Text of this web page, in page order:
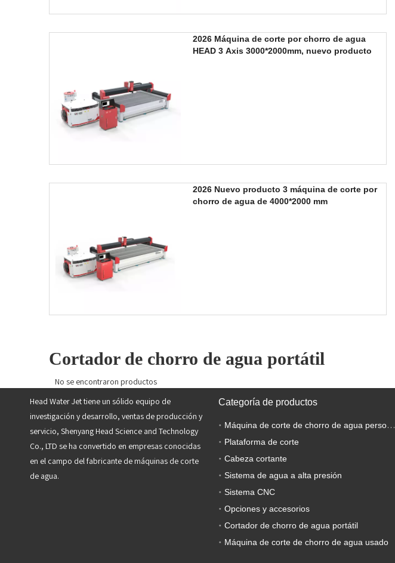
2026 Máquina de corte por chorro de agua
HEAD 3 Axis 3000*2000mm, nuevo producto
2026 Nuevo producto 3 máquina de corte por
chorro de agua de 4000*2000 mm
Cortador de chorro de agua portátil
No se encontraron productos
Head Water Jet tiene un sólido equipo de
investigación y desarrollo, ventas de producción y
servicio, Shenyang Head Science and Technology
Co., LTD se ha convertido en empresas conocidas
en el campo del fabricante de máquinas de corte
de agua.
Categoría de productos
Máquina de corte de chorro de agua personalizada
Plataforma de corte
Cabeza cortante
Sistema de agua a alta presión
Sistema CNC
Opciones y accesorios
Cortador de chorro de agua portátil
Máquina de corte de chorro de agua usado